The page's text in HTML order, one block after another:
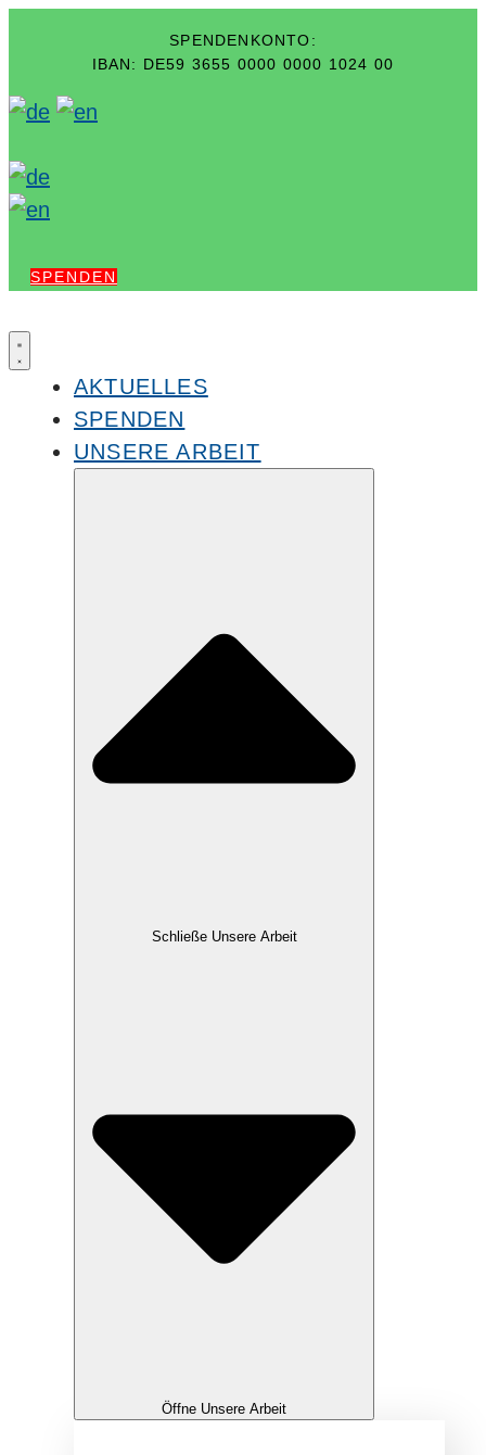
SPENDENKONTO:
IBAN: DE59 3655 0000 0000 1024 00
SPENDEN
AKTUELLES
SPENDEN
UNSERE ARBEIT
Schließe Unsere Arbeit
Öffne Unsere Arbeit